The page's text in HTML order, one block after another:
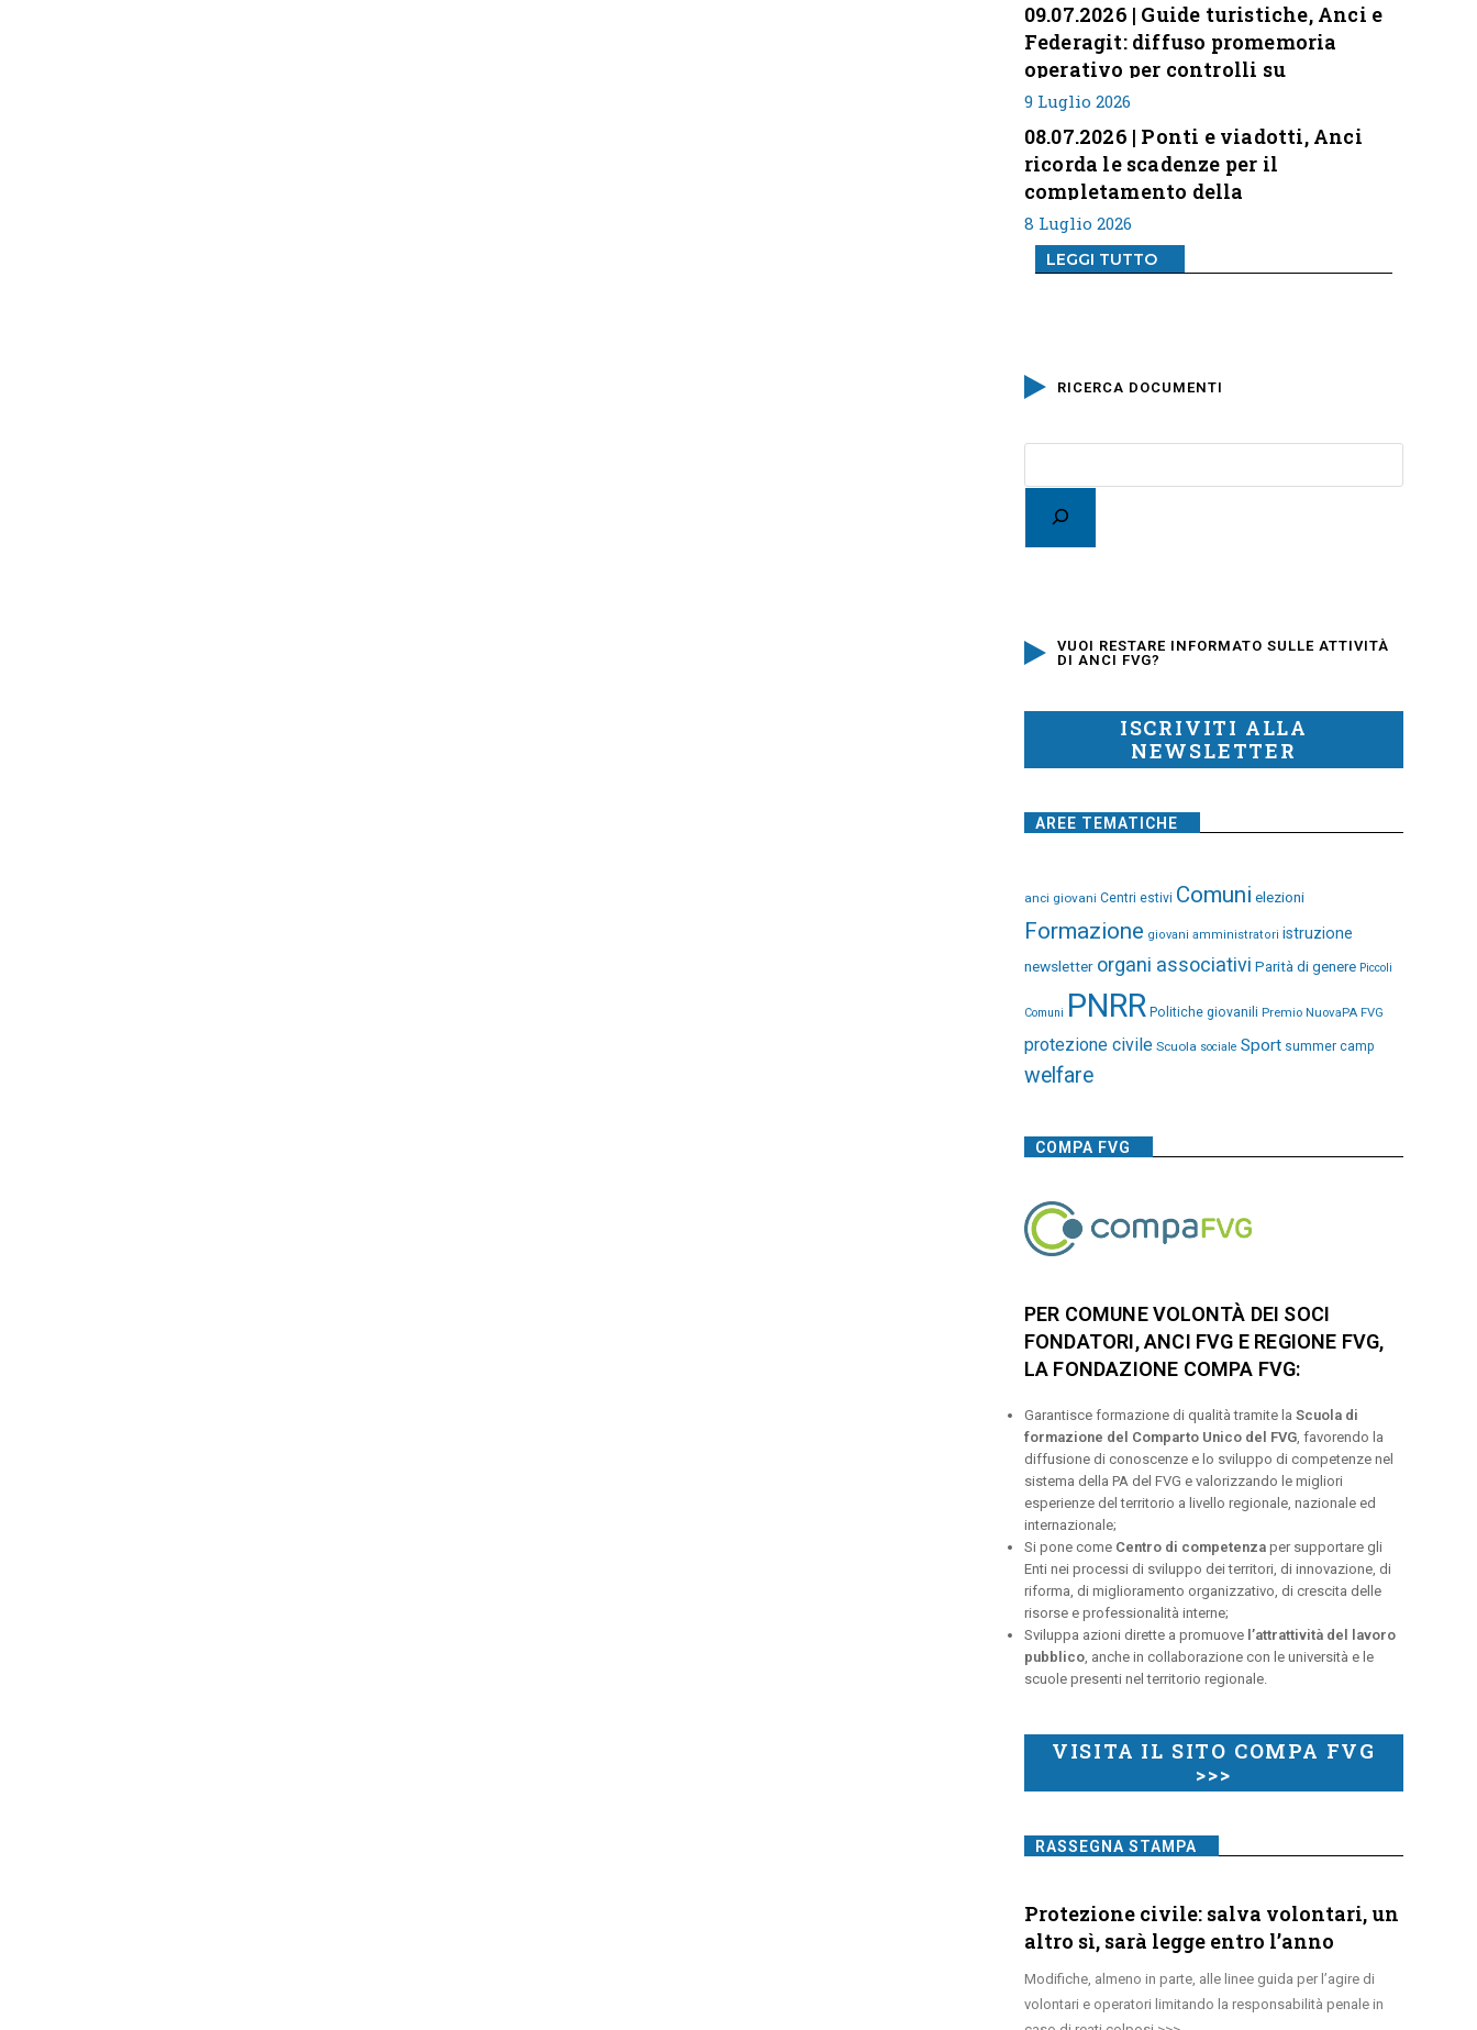
09.07.2026 | Guide turistiche, Anci e
Federagit: diffuso promemoria
operativo per controlli su
professione
9 Luglio 2026
08.07.2026 | Ponti e viadotti, Anci
ricorda le scadenze per il
completamento della
classificazione del rischio
8 Luglio 2026
LEGGI TUTTO
RICERCA DOCUMENTI
VUOI RESTARE INFORMATO SULLE ATTIVITÀ
DI ANCI FVG?
ISCRIVITI ALLA
NEWSLETTER
AREE TEMATICHE
anci giovani Centri estivi Comuni elezioni
Formazione giovani amministratori istruzione
newsletter organi associativi Parità di genere Piccoli
Comuni PNRR Politiche giovanili Premio NuovaPA FVG
protezione civile Scuola sociale Sport summer camp
welfare
COMPA FVG
PER COMUNE VOLONTÀ DEI SOCI
FONDATORI, ANCI FVG E REGIONE FVG,
LA FONDAZIONE COMPA FVG:
Garantisce formazione di qualità tramite la Scuola di
formazione del Comparto Unico del FVG, favorendo la
diffusione di conoscenze e lo sviluppo di competenze nel
sistema della PA del FVG e valorizzando le migliori
esperienze del territorio a livello regionale, nazionale ed
internazionale;
Si pone come Centro di competenzaper supportare gli
Enti nei processi di sviluppo dei territori, di innovazione, di
riforma, di miglioramento organizzativo, di crescita delle
risorse e professionalità interne;
Sviluppa azioni dirette a promuove l’attrattività del lavoro
pubblico, anche in collaborazione con le università e le
scuole presenti nel territorio regionale.
VISITA IL SITO COMPA FVG
>>>
RASSEGNA STAMPA
Protezione civile: salva volontari, un
altro sì, sarà legge entro l’anno
Modifiche, almeno in parte, alle linee guida per l’agire di
volontari e operatori limitando la responsabilità penale in